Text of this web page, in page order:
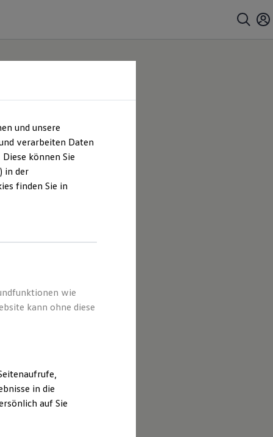
|
und
und unsere
verarbeiten Daten
können Sie
in der
finden Sie in
wie
kann ohne diese
in die
auf Sie